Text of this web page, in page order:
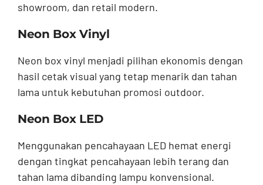
showroom, dan retail modern.
Neon Box Vinyl
Neon box vinyl menjadi pilihan ekonomis dengan
hasil cetak visual yang tetap menarik dan tahan
lama untuk kebutuhan promosi outdoor.
Neon Box LED
Menggunakan pencahayaan LED hemat energi
dengan tingkat pencahayaan lebih terang dan
tahan lama dibanding lampu konvensional.